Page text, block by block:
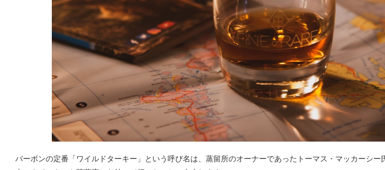
バーボンの定番「ワイルドターキー」という呼び名は、蒸留所のオーナーであったトーマス・マッカーシー